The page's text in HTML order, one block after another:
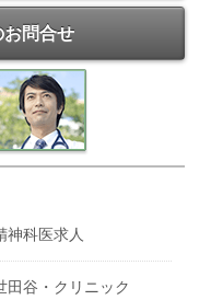
お問合せ
神科医求人
田谷・クリニック